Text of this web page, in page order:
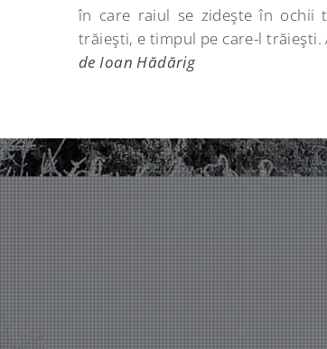
în care raiul se zideşte în ochii
trăieşti, e timpul pe care-l
de Ioan Hădărig